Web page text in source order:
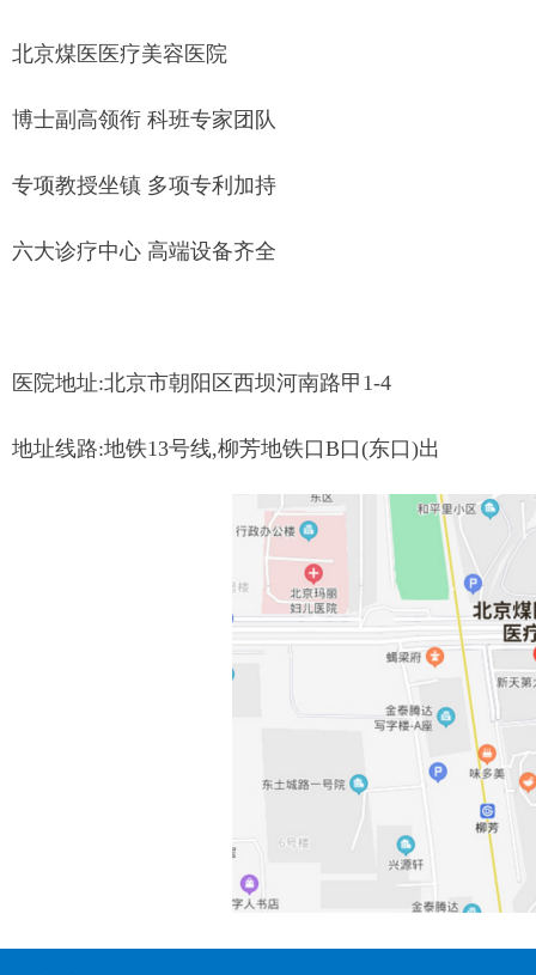
北京煤医医疗美容医院
博士副高领衔 科班专家团队
专项教授坐镇 多项专利加持
六大诊疗中心 高端设备齐全
医院地址:北京市朝阳区西坝河南路甲1-4
地址线路:地铁13号线,柳芳地铁口B口(东口)出